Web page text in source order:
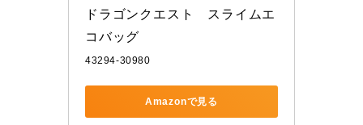
ドラゴンクエスト　スライムエ
コバッグ
43294-30980
Amazonで見る